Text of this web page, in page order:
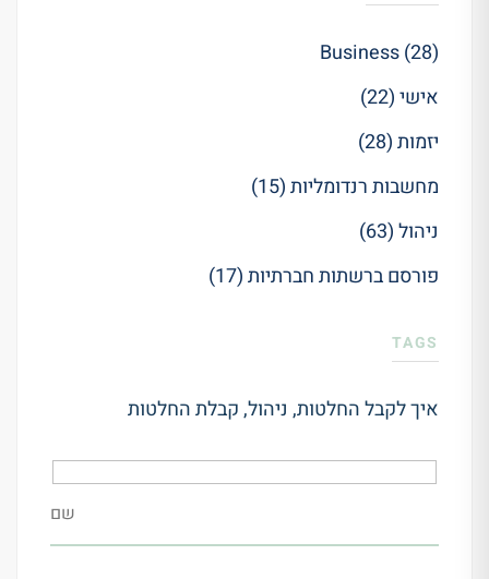
Business (28)
אישי (22)
יזמות (28)
מחשבות רנדומליות (15)
ניהול (63)
פורסם ברשתות חברתיות (17)
TAGS
איך לקבל החלטות, ניהול,קבלת החלטות